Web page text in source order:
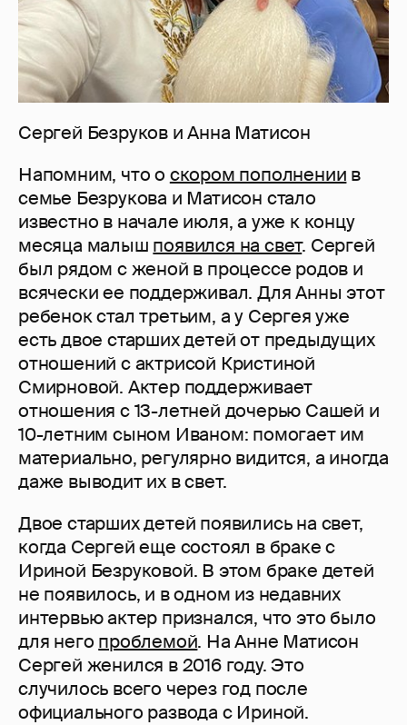
Сергей Безруков и Анна Матисон
Напомним, что о скором пополнении в
семье Безрукова и Матисон стало
известно в начале июля, а уже к концу
месяца малыш появился на свет. Сергей
был рядом с женой в процессе родов и
всячески ее поддерживал. Для Анны этот
ребенок стал третьим, а у Сергея уже
есть двое старших детей от предыдущих
отношений с актрисой Кристиной
Смирновой. Актер поддерживает
отношения с 13-летней дочерью Сашей и
10-летним сыном Иваном: помогает им
материально, регулярно видится, а иногда
даже выводит их в свет.
Двое старших детей появились на свет,
когда Сергей еще состоял в браке с
Ириной Безруковой. В этом браке детей
не появилось, и в одном из недавних
интервью актер признался, что это было
для него проблемой. На Анне Матисон
Сергей женился в 2016 году. Это
случилось всего через год после
официального развода с Ириной.